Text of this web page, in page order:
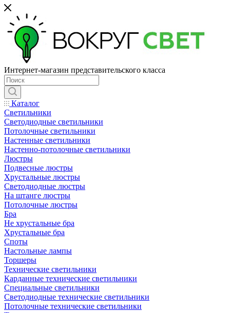
Интернет-магазин представительского класса
Каталог
Светильники
Светодиодные светильники
Потолочные светильники
Настенные светильники
Настенно-потолочные светильники
Люстры
Подвесные люстры
Хрустальные люстры
Светодиодные люстры
На штанге люстры
Потолочные люстры
Бра
Не хрустальные бра
Хрустальные бра
Споты
Настольные лампы
Торшеры
Технические светильники
Карданные технические светильники
Специальные светильники
Светодиодные технические светильники
Потолочные технические светильники